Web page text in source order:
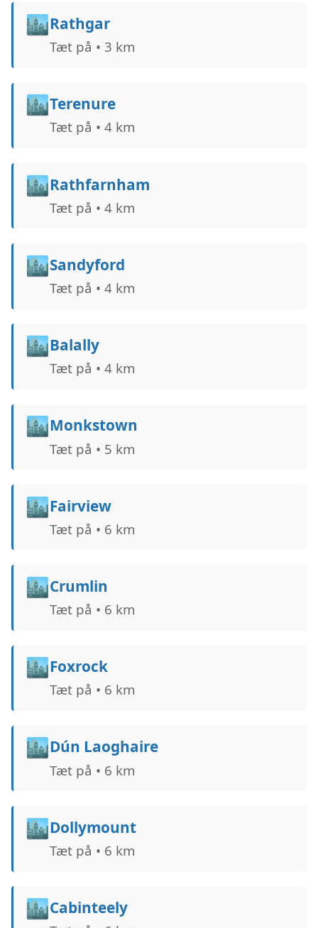
🏙️Rathgar
Tæt på • 3 km
🏙️Terenure
Tæt på • 4 km
🏙️Rathfarnham
Tæt på • 4 km
🏙️Sandyford
Tæt på • 4 km
🏙️Balally
Tæt på • 4 km
🏙️Monkstown
Tæt på • 5 km
🏙️Fairview
Tæt på • 6 km
🏙️Crumlin
Tæt på • 6 km
🏙️Foxrock
Tæt på • 6 km
🏙️Dún Laoghaire
Tæt på • 6 km
🏙️Dollymount
Tæt på • 6 km
🏙️Cabinteely